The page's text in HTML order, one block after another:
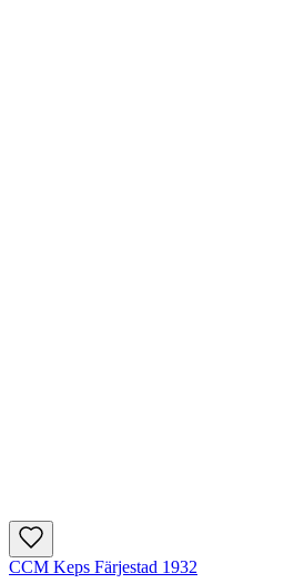
CCM Keps Färjestad 1932